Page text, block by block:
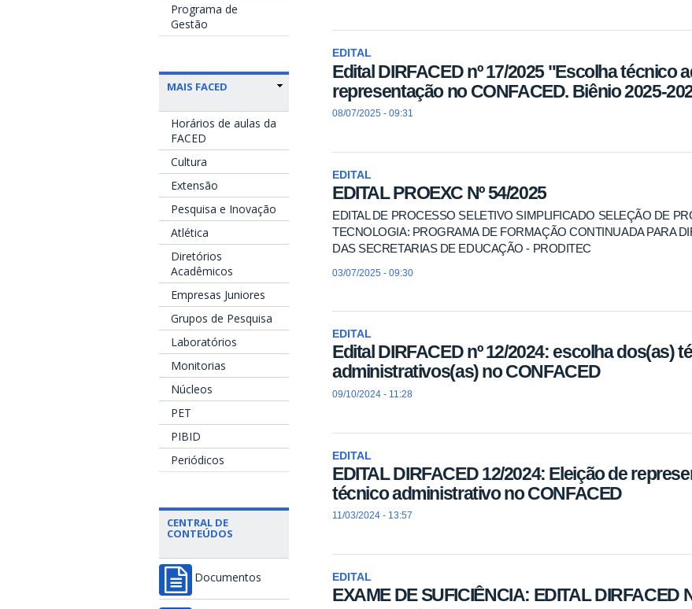
Programa de
Gestão
MAIS FACED
Horários de aulas da
FACED
Cultura
Extensão
Pesquisa e Inovação
Atlética
Diretórios
Acadêmicos
Empresas Juniores
Grupos de Pesquisa
Laboratórios
Monitorias
Núcleos
PET
PIBID
Periódicos
CENTRAL DE
CONTEÚDOS
Documentos
EDITAL
Edital DIRFACED nº 17/2025 "Escolha técnico
representação no CONFACED. Biênio 2025-
08/07/2025 - 09:31
EDITAL
EDITAL PROEXC Nº 54/2025
EDITAL DE PROCESSO SELETIVO SIMPLIFICADO SELEÇÃO DE
TECNOLOGIA: PROGRAMA DE FORMAÇÃO CONTINUADA PARA
DAS SECRETARIAS DE EDUCAÇÃO - PRODITEC
03/07/2025 - 09:30
EDITAL
Edital DIRFACED nº 12/2024: escolha dos(as)
administrativos(as) no CONFACED
09/10/2024 - 11:28
EDITAL
EDITAL DIRFACED 12/2024: Eleição de
técnico administrativo no CONFACED
11/03/2024 - 13:57
EDITAL
EXAME DE SUFICIÊNCIA: EDITAL DIRFACED